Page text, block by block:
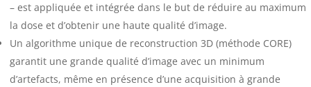
– est appliquée et intégrée dans le but de réduire au maximum
la dose et d’obtenir une haute qualité d’image.
Un algorithme unique de reconstruction 3D (méthode CORE)
garantit une grande qualité d’image avec un minimum
d’artefacts, même en présence d’une acquisition à grande